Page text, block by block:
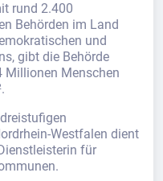
rund 2.400
Behörden im Land
und
gibt die Behörde
Millionen Menschen
Westfalen dient
für